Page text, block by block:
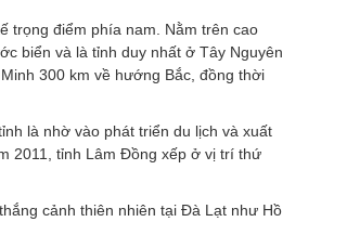
trọng điểm phía nam. Nằm trên cao
biển và là tỉnh duy nhất ở Tây Nguyên
300 km về hướng Bắc, đồng thời
là nhờ vào phát triển du lịch và xuất
2011, tỉnh Lâm Đồng xếp ở vị trí thứ
cảnh thiên nhiên tại Đà Lạt như Hồ